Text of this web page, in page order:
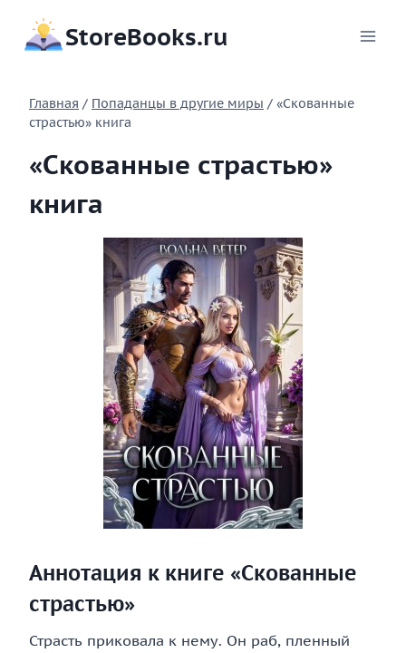
содержимому
StoreBooks.ru
Главная / Попаданцы в другие миры / «Скованные
страстью» книга
«Скованные страстью»
книга
Аннотация к книге «Скованные
страстью»
Страсть приковала к нему. Он раб, пленный